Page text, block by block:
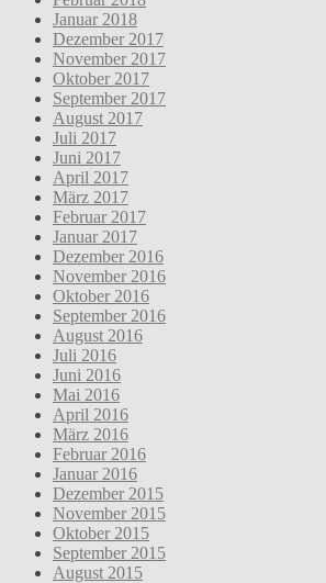
Januar 2018
Dezember 2017
November 2017
Oktober 2017
September 2017
August 2017
Juli 2017
Juni 2017
April 2017
März 2017
Februar 2017
Januar 2017
Dezember 2016
November 2016
Oktober 2016
September 2016
August 2016
Juli 2016
Juni 2016
Mai 2016
April 2016
März 2016
Februar 2016
Januar 2016
Dezember 2015
November 2015
Oktober 2015
September 2015
August 2015